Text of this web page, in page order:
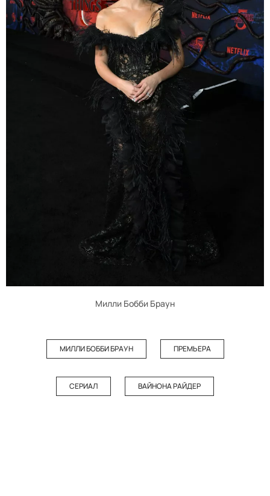
Милли Бобби Браун
МИЛЛИ БОББИ БРАУН ПРЕМЬЕРА
СЕРИАЛ ВАЙНОНА РАЙДЕР